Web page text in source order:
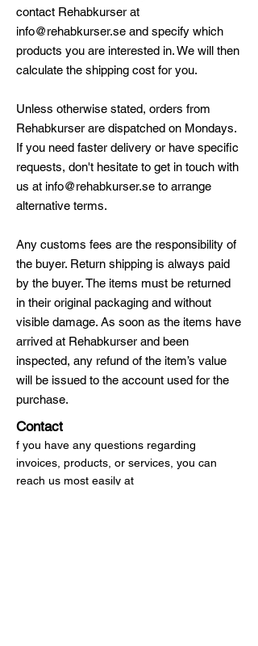
contact Rehabkurser at
info@rehabkurser.se and specify which
products you are interested in. We will then
calculate the shipping cost for you.
Unless otherwise stated, orders from
Rehabkurser are dispatched on Mondays.
If you need faster delivery or have specific
requests, don't hesitate to get in touch with
us at info@rehabkurser.se to arrange
alternative terms.
Any customs fees are the responsibility of
the buyer. Return shipping is always paid
by the buyer. The items must be returned
in their original packaging and without
visible damage. As soon as the items have
arrived at Rehabkurser and been
inspected, any refund of the item’s value
will be issued to the account used for the
purchase.
Contact
f you have any questions regarding
invoices, products, or services, you can
reach us most easily at